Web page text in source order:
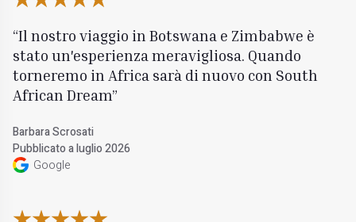
Il nostro viaggio in Botswana e Zimbabwe è
stato un'esperienza meravigliosa. Quando
torneremo in Africa sarà di nuovo con South
African Dream
Barbara Scrosati
Pubblicato a luglio 2026
Google